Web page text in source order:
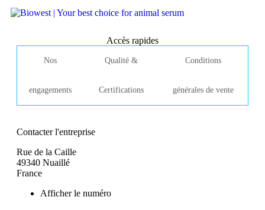
Accès rapides
Nos
engagements
Qualité &
Certifications
Conditions
générales de vente
Contacter l'entreprise
Rue de la Caille
49340 Nuaillé
France
Afficher le numéro